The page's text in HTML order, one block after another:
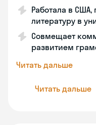
Работала в США,
литературу в
Совмещает
развитием
Читать дальше
Читать дальше